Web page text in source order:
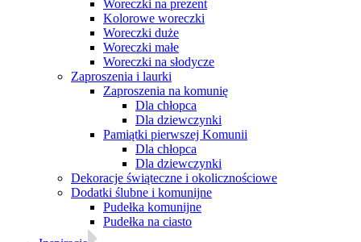
Woreczki na prezent
Kolorowe woreczki
Woreczki duże
Woreczki małe
Woreczki na słodycze
Zaproszenia i laurki
Zaproszenia na komunię
Dla chłopca
Dla dziewczynki
Pamiątki pierwszej Komunii
Dla chłopca
Dla dziewczynki
Dekoracje świąteczne i okolicznościowe
Dodatki ślubne i komunijne
Pudełka komunijne
Pudełka na ciasto